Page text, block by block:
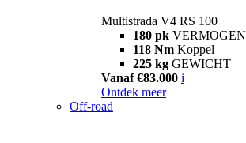
Multistrada V4 RS 100
180 pk VERMOGEN
118 Nm Koppel
225 kg GEWICHT
Vanaf €83.000 i
Ontdek meer
Off-road